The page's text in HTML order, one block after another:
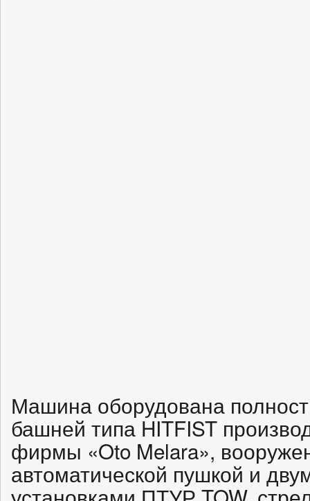
Машина оборудована
башней типа HITFIST
фирмы «Oto Melara»,
автоматической пушкой и